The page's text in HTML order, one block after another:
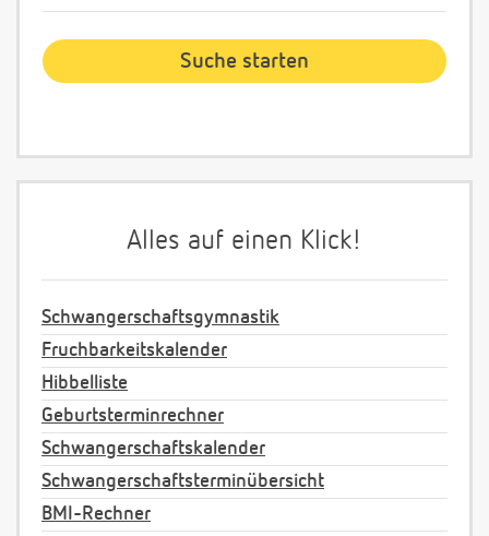
Alles auf einen Klick!
Schwangerschaftsgymnastik
Fruchbarkeitskalender
Hibbelliste
Geburtsterminrechner
Schwangerschaftskalender
Schwangerschaftsterminübersicht
BMI-Rechner